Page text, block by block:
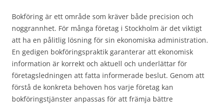
Bokföring är ett område som kräver både precision och
noggrannhet. För många företag i Stockholm är det viktigt
att ha en pålitlig lösning för sin ekonomiska administration.
En gedigen bokföringspraktik garanterar att ekonomisk
information är korrekt och aktuell och underlättar för
företagsledningen att fatta informerade beslut. Genom att
förstå de konkreta behoven hos varje företag kan
bokföringstjänster anpassas för att främja bättre